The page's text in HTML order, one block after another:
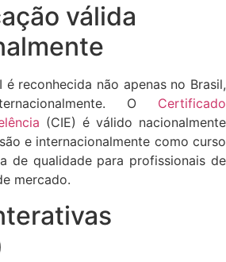
válida
reconhecida não apenas no Brasil,
O Certificado
(CIE) é válido nacionalmente
e internacionalmente como curso
de qualidade para profissionais de
mercado.